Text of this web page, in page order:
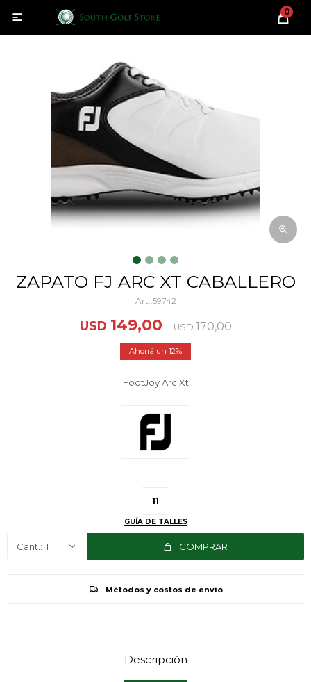
0

ZAPATO FJ ARC XT CABALLERO
59742
USD 149,00 USD 170,00
12
FootJoy Arc Xt
11
GUÍA DE TALLES
1 COMPRAR
Métodos y costos de envío
Descripción